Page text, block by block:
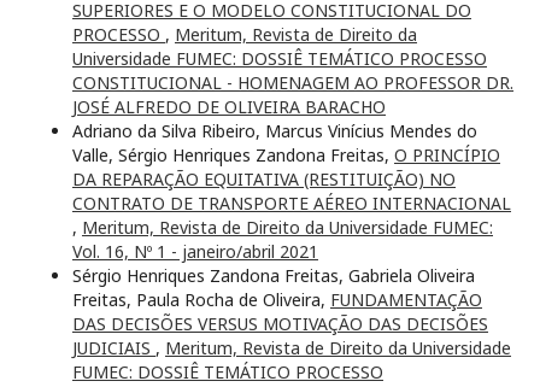
SUPERIORES E O MODELO CONSTITUCIONAL DO
PROCESSO , Meritum, Revista de Direito da
Universidade FUMEC: DOSSIÊ TEMÁTICO PROCESSO
CONSTITUCIONAL - HOMENAGEM AO PROFESSOR DR.
JOSÉ ALFREDO DE OLIVEIRA BARACHO
Adriano da Silva Ribeiro, Marcus Vinícius Mendes do
Valle, Sérgio Henriques Zandona Freitas, O PRINCÍPIO
DA REPARAÇÃO EQUITATIVA (RESTITUIÇÃO) NO
CONTRATO DE TRANSPORTE AÉREO INTERNACIONAL
, Meritum, Revista de Direito da Universidade FUMEC:
Vol. 16, Nº 1 - janeiro/abril 2021
Sérgio Henriques Zandona Freitas, Gabriela Oliveira
Freitas, Paula Rocha de Oliveira, FUNDAMENTAÇÃO
DAS DECISÕES VERSUS MOTIVAÇÃO DAS DECISÕES
JUDICIAIS , Meritum, Revista de Direito da Universidade
FUMEC: DOSSIÊ TEMÁTICO PROCESSO